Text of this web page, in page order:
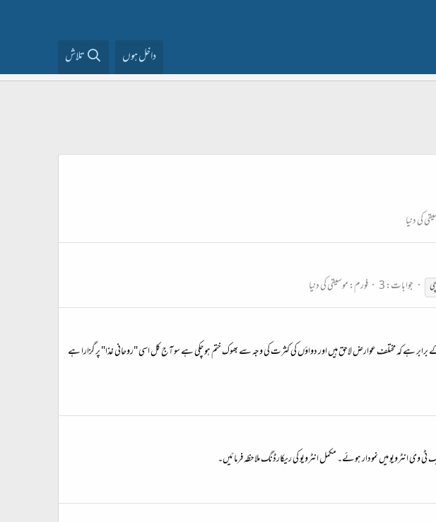
داخل ہوں تلاش
کی دنیا
جوابات: 3 فورم:موسیقی کی دنیا
برابر ہے کہ مختلف عوارض لاحق ہیں اور دواؤں کی کثرت کی وجہ سے بھوک ختم ہو چکی ہے سو آج کل اسی "روحانی غذا" پر گزارا ہے
وی انٹرویو میں نمودار ہوئے۔ مکمل انٹرویو کی ریکارڈنگ ملاحظہ فرمائیں۔